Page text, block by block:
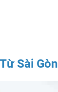
Sài Gòn